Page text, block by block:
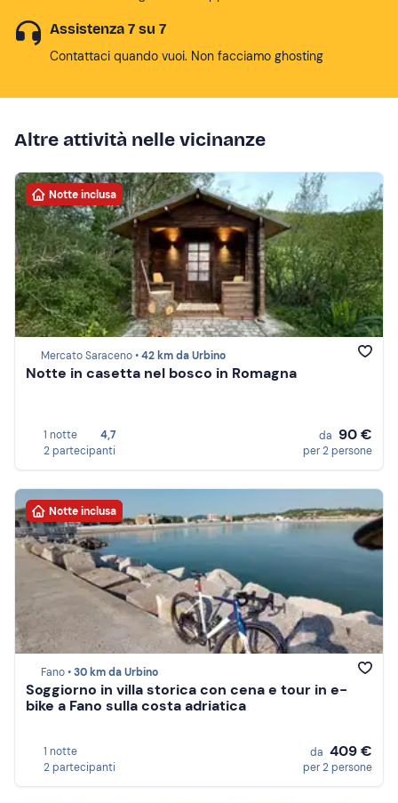
Assistenza 7 su 7
Contattaci quando vuoi. Non facciamo ghosting
Altre attività nelle vicinanze
Notte inclusa
Mercato Saraceno •42 km da Urbino
Notte in casetta nel bosco in Romagna
1 notte
4,7
2 partecipanti
da 90 €
per 2 persone
Notte inclusa
Fano •30 km da Urbino
Soggiorno in villa storica con cena e tour in e-
bike a Fano sulla costa adriatica
1 notte
2 partecipanti
da 409 €
per 2 persone